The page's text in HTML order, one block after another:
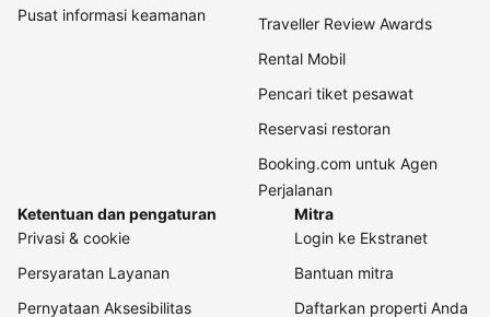
Pusat informasi keamanan
Traveller Review Awards
Rental Mobil
Pencari tiket pesawat
Reservasi restoran
Booking.com untuk Agen
Perjalanan
Ketentuan dan pengaturan
Privasi & cookie
Persyaratan Layanan
Pernyataan Aksesibilitas
Mitra
Login ke Ekstranet
Bantuan mitra
Daftarkan properti Anda